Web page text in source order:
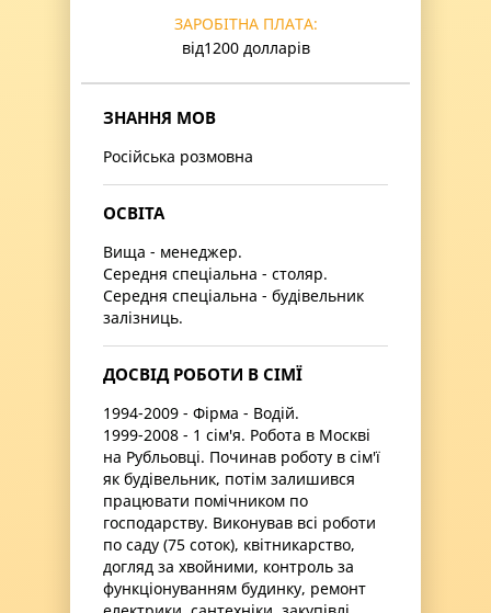
ЗАРОБІТНА ПЛАТА:
від1200 долларів
ЗНАННЯ МОВ
Російська розмовна
ОСВІТА
Вища - менеджер.
Середня спеціальна - столяр.
Середня спеціальна - будівельник
залізниць.
ДОСВІД РОБОТИ В СІМЇ
1994-2009 - Фірма - Водій.
1999-2008 - 1 сім'я. Робота в Москві
на Рубльовці. Починав роботу в сім'ї
як будівельник, потім залишився
працювати помічником по
господарству. Виконував всі роботи
по саду (75 соток), квітникарство,
догляд за хвойними, контроль за
функціонуванням будинку, ремонт